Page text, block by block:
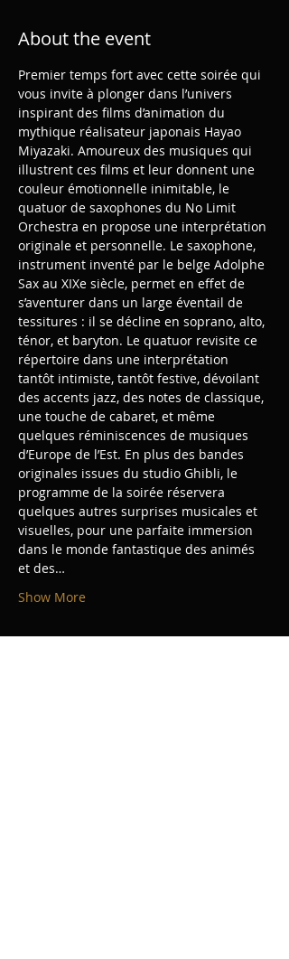
About the event
Premier temps fort avec cette soirée qui
vous invite à plonger dans l’univers
inspirant des films d’animation du
mythique réalisateur japonais Hayao
Miyazaki. Amoureux des musiques qui
illustrent ces films et leur donnent une
couleur émotionnelle inimitable, le
quatuor de saxophones du No Limit
Orchestra en propose une interprétation
originale et personnelle. Le saxophone,
instrument inventé par le belge Adolphe
Sax au XIXe siècle, permet en effet de
s’aventurer dans un large éventail de
tessitures : il se décline en soprano, alto,
ténor, et baryton. Le quatuor revisite ce
répertoire dans une interprétation
tantôt intimiste, tantôt festive, dévoilant
des accents jazz, des notes de classique,
une touche de cabaret, et même
quelques réminiscences de musiques
d’Europe de l’Est. En plus des bandes
originales issues du studio Ghibli, le
programme de la soirée réservera
quelques autres surprises musicales et
visuelles, pour une parfaite immersion
dans le monde fantastique des animés
et des…
Show More